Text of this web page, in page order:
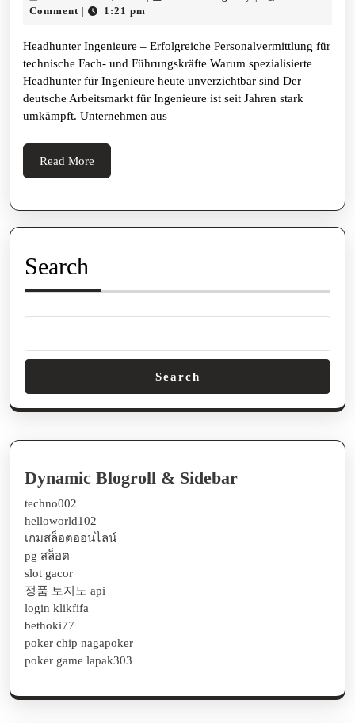
Personalvermittlung
für
technische
Fach-
31,
Comment
1:21 pm
Headhunter Ingenieure – Erfolgreiche Personalvermittlung für
technische Fach- und Führungskräfte Warum spezialisierte
Headhunter für Ingenieure heute unverzichtbar sind Der
deutsche Arbeitsmarkt für Ingenieure ist seit Jahren stark
umkämpft. Unternehmen aus
Read More
More
Search
Search
Dynamic Blogroll & Sidebar
techno002
helloworld102
เกมสล็อตออนไลน์
pg สล็อต
slot gacor
정품 토지노 api
login klikfifa
bethoki77
poker chip nagapoker
poker game lapak303